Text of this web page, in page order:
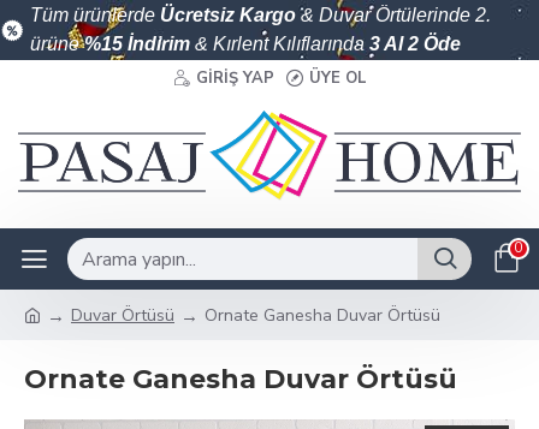
Tüm ürünlerde Ücretsiz Kargo& Duvar Örtülerinde 2.
ürüne%15 İndirim & Kırlent Kılıflarında 3 Al 2 Öde
GIRIŞ YAP ÜYE OL
0
Duvar Örtüsü Ornate Ganesha Duvar Örtüsü
Ornate Ganesha Duvar Örtüsü